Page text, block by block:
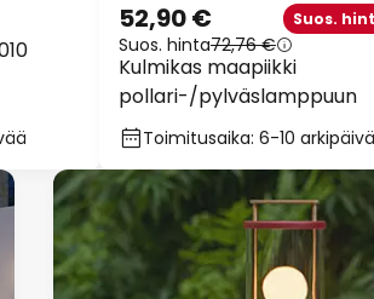
Kulmikas maapiikki
pollari-/pylväslamppuun
52,90 € Suos.
Suos. hinta72,76 €
Toimitusaika: 6-10